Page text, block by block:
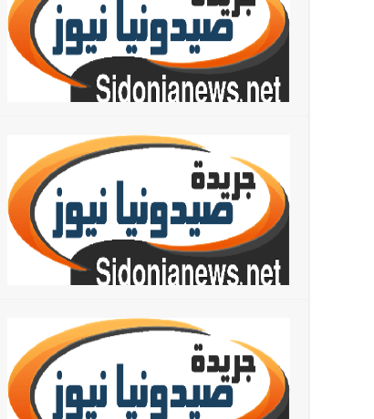
أخبار صيدا بلدية صيدا تهنئ نادي الأهلي صيدا
أخبار صيدا بالصور: رئيسا بلديتي صيدا وصور